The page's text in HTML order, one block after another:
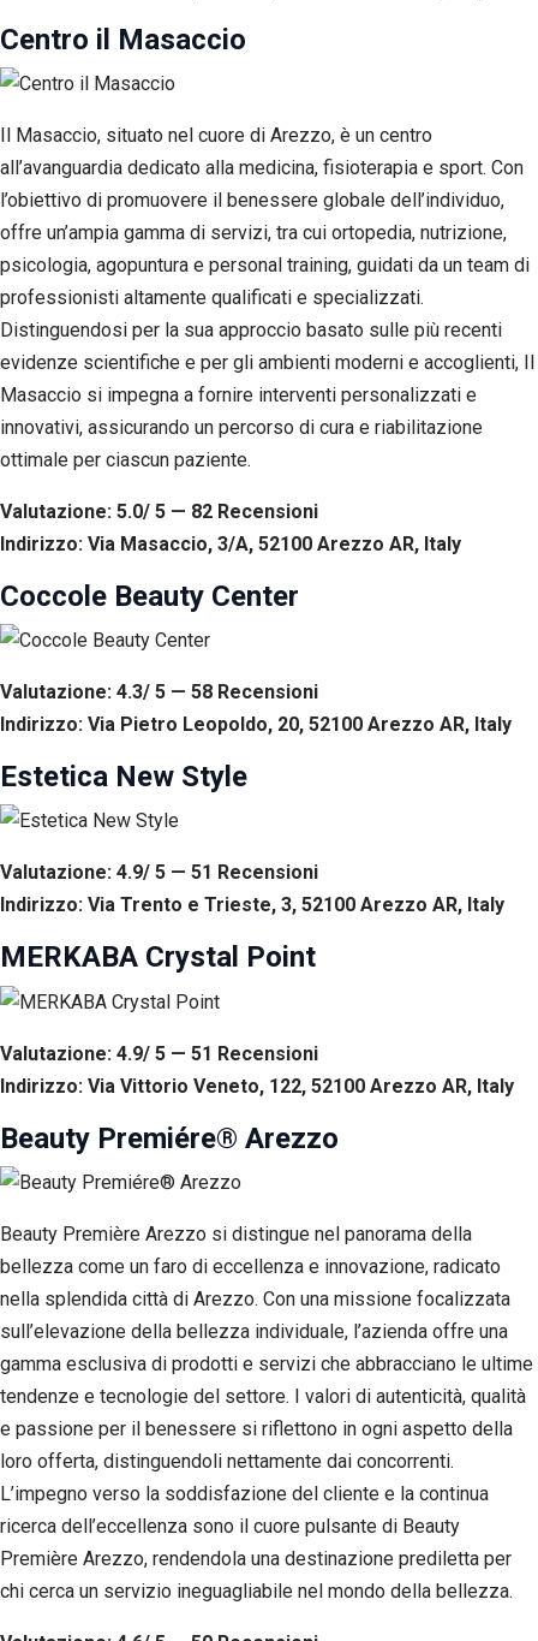
Centro il Masaccio
Il Masaccio, situato nel cuore di Arezzo, è un centro
all’avanguardia dedicato alla medicina, fisioterapia e sport. Con
l’obiettivo di promuovere il benessere globale dell’individuo,
offre un’ampia gamma di servizi, tra cui ortopedia, nutrizione,
psicologia, agopuntura e personal training, guidati da un team di
professionisti altamente qualificati e specializzati.
Distinguendosi per la sua approccio basato sulle più recenti
evidenze scientifiche e per gli ambienti moderni e accoglienti, Il
Masaccio si impegna a fornire interventi personalizzati e
innovativi, assicurando un percorso di cura e riabilitazione
ottimale per ciascun paziente.
Valutazione: 5.0/ 5 — 82 Recensioni
Indirizzo: Via Masaccio, 3/A, 52100 Arezzo AR, Italy
Coccole Beauty Center
Valutazione: 4.3/ 5 — 58 Recensioni
Indirizzo: Via Pietro Leopoldo, 20, 52100 Arezzo AR, Italy
Estetica New Style
Valutazione: 4.9/ 5 — 51 Recensioni
Indirizzo: Via Trento e Trieste, 3, 52100 Arezzo AR, Italy
MERKABA Crystal Point
Valutazione: 4.9/ 5 — 51 Recensioni
Indirizzo: Via Vittorio Veneto, 122, 52100 Arezzo AR, Italy
Beauty Premiére® Arezzo
Beauty Première Arezzo si distingue nel panorama della
bellezza come un faro di eccellenza e innovazione, radicato
nella splendida città di Arezzo. Con una missione focalizzata
sull’elevazione della bellezza individuale, l’azienda offre una
gamma esclusiva di prodotti e servizi che abbracciano le ultime
tendenze e tecnologie del settore. I valori di autenticità, qualità
e passione per il benessere si riflettono in ogni aspetto della
loro offerta, distinguendoli nettamente dai concorrenti.
L’impegno verso la soddisfazione del cliente e la continua
ricerca dell’eccellenza sono il cuore pulsante di Beauty
Première Arezzo, rendendola una destinazione prediletta per
chi cerca un servizio ineguagliabile nel mondo della bellezza.